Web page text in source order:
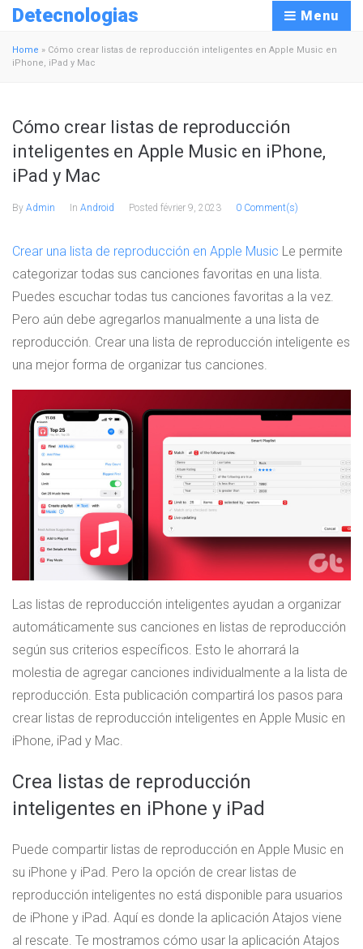
Detecnologias Menu
Home » Cómo crear listas de reproducción inteligentes en Apple Music en
iPhone, iPad y Mac
Cómo crear listas de reproducción
inteligentes en Apple Music en iPhone,
iPad y Mac
By Admin In Android Posted février 9, 2023 0 Comment(s)
Crear una lista de reproducción en Apple Music Le permite
categorizar todas sus canciones favoritas en una lista.
Puedes escuchar todas tus canciones favoritas a la vez.
Pero aún debe agregarlos manualmente a una lista de
reproducción. Crear una lista de reproducción inteligente es
una mejor forma de organizar tus canciones.
Las listas de reproducción inteligentes ayudan a organizar
automáticamente sus canciones en listas de reproducción
según sus criterios específicos. Esto le ahorrará la
molestia de agregar canciones individualmente a la lista de
reproducción. Esta publicación compartirá los pasos para
crear listas de reproducción inteligentes en Apple Music en
iPhone, iPad y Mac.
Crea listas de reproducción
inteligentes en iPhone y iPad
Puede compartir listas de reproducción en Apple Music en
su iPhone y iPad. Pero la opción de crear listas de
reproducción inteligentes no está disponible para usuarios
de iPhone y iPad. Aquí es donde la aplicación Atajos viene
al rescate. Te mostramos cómo usar la aplicación Atajos